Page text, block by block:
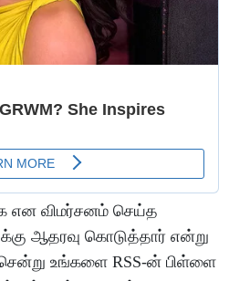
என விமர்சனம் செய்த
ஆதரவு கொடுத்தார் என்று
சென்று உங்களை RSS-ன் பிள்ளை